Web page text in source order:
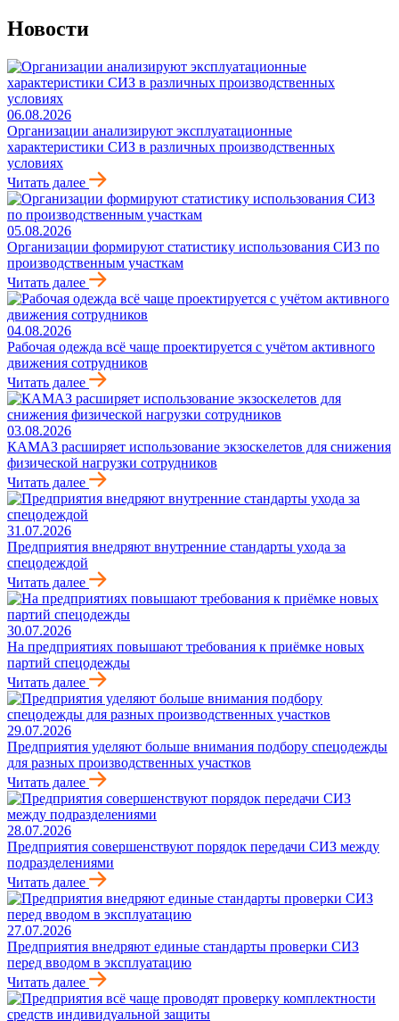
Новости
06.08.2026
Организации анализируют эксплуатационные
характеристики СИЗ в различных производственных
условиях
Читать далее
05.08.2026
Организации формируют статистику использования СИЗ по
производственным участкам
Читать далее
04.08.2026
Рабочая одежда всё чаще проектируется с учётом активного
движения сотрудников
Читать далее
03.08.2026
КАМАЗ расширяет использование экзоскелетов для снижения
физической нагрузки сотрудников
Читать далее
31.07.2026
Предприятия внедряют внутренние стандарты ухода за
спецодеждой
Читать далее
30.07.2026
На предприятиях повышают требования к приёмке новых
партий спецодежды
Читать далее
29.07.2026
Предприятия уделяют больше внимания подбору спецодежды
для разных производственных участков
Читать далее
28.07.2026
Предприятия совершенствуют порядок передачи СИЗ между
подразделениями
Читать далее
27.07.2026
Предприятия внедряют единые стандарты проверки СИЗ
перед вводом в эксплуатацию
Читать далее